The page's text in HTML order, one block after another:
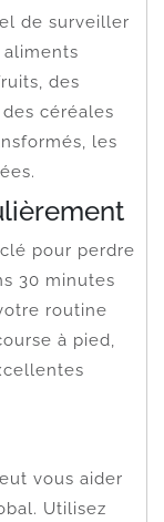
de surveiller
des
céréales
les
pour perdre
30 minutes
routine
à pied,
vous aider
Utilisez